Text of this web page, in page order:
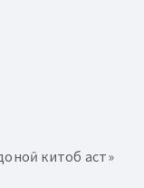
китоб аст»